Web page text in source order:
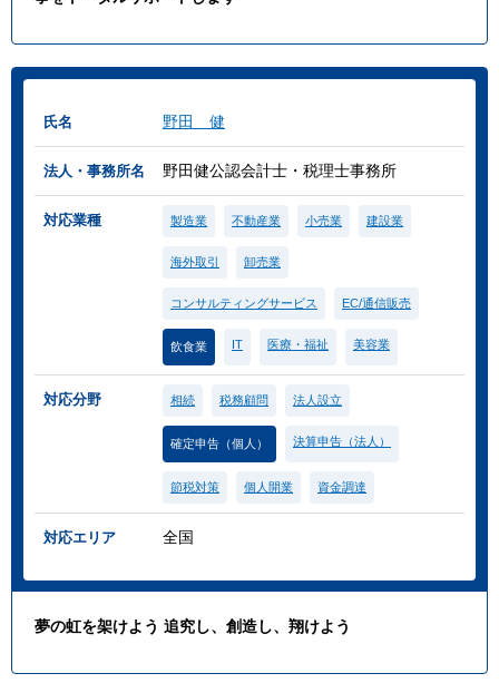
氏名 野田 健
法人・事務所名 野田健公認会計士・税理士事務所
対応業種 製造業 不動産業 小売業 建設業
海外取引 卸売業
コンサルティングサービス EC/通信販売
飲食業 IT 医療・福祉 美容業
対応分野 相続 税務顧問 法人設立
確定申告（個人） 決算申告（法人）
節税対策 個人開業 資金調達
対応エリア 全国
夢の虹を架けよう 追究し、創造し、翔けよう